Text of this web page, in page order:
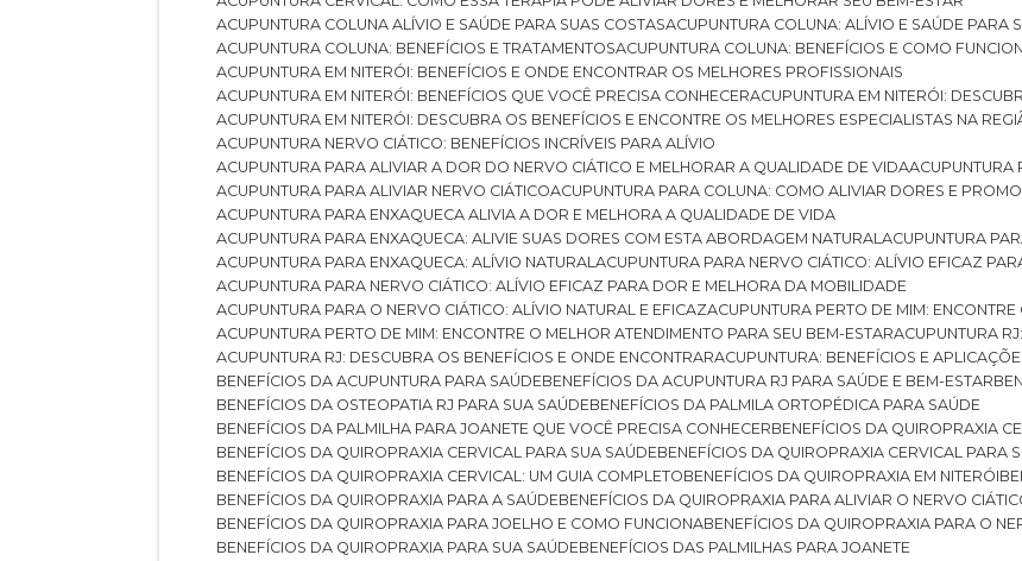
ACUPUNTURA COLUNA ALÍVIO E SAÚDE PARA SUAS COSTAS
ACUPUNTURA COLUNA: ALÍVIO E SAÚDE PARA
ACUPUNTURA COLUNA: BENEFÍCIOS E TRATAMENTOS
ACUPUNTURA COLUNA: BENEFÍCIOS E COMO
ACUPUNTURA EM NITERÓI: BENEFÍCIOS E ONDE ENCONTRAR OS MELHORES PROFISSIONAIS
ACUPUNTURA EM NITERÓI: BENEFÍCIOS QUE VOCÊ PRECISA CONHECER
ACUPUNTURA EM NITERÓI:
ACUPUNTURA EM NITERÓI: DESCUBRA OS BENEFÍCIOS E ENCONTRE OS MELHORES ESPECIALISTAS NA
ACUPUNTURA NERVO CIÁTICO: BENEFÍCIOS INCRÍVEIS PARA ALÍVIO
ACUPUNTURA PARA ALIVIAR A DOR DO NERVO CIÁTICO E MELHORAR A QUALIDADE DE VIDA
ACUPUNTURA PARA ALIVIAR NERVO CIÁTICO
ACUPUNTURA PARA COLUNA: COMO ALIVIAR DORES E
ACUPUNTURA PARA ENXAQUECA ALIVIA A DOR E MELHORA A QUALIDADE DE VIDA
ACUPUNTURA PARA ENXAQUECA: ALIVIE SUAS DORES COM ESTA ABORDAGEM NATURAL
ACUPUNTURA
ACUPUNTURA PARA ENXAQUECA: ALÍVIO NATURAL
ACUPUNTURA PARA NERVO CIÁTICO: ALÍVIO EFICAZ
ACUPUNTURA PARA NERVO CIÁTICO: ALÍVIO EFICAZ PARA DOR E MELHORA DA MOBILIDADE
ACUPUNTURA PARA O NERVO CIÁTICO: ALÍVIO NATURAL E EFICAZ
ACUPUNTURA PERTO DE MIM:
ACUPUNTURA PERTO DE MIM: ENCONTRE O MELHOR ATENDIMENTO PARA SEU BEM-ESTAR
ACUPUNTURA
ACUPUNTURA RJ: DESCUBRA OS BENEFÍCIOS E ONDE ENCONTRAR
ACUPUNTURA: BENEFÍCIOS E
BENEFÍCIOS DA ACUPUNTURA PARA SAÚDE
BENEFÍCIOS DA ACUPUNTURA RJ PARA SAÚDE E BEM-ESTAR
BENEFÍCIOS DA OSTEOPATIA RJ PARA SUA SAÚDE
BENEFÍCIOS DA PALMILA ORTOPÉDICA PARA SAÚDE
BENEFÍCIOS DA PALMILHA PARA JOANETE QUE VOCÊ PRECISA CONHECER
BENEFÍCIOS DA QUIROPRAXIA
BENEFÍCIOS DA QUIROPRAXIA CERVICAL PARA SUA SAÚDE
BENEFÍCIOS DA QUIROPRAXIA CERVICAL PARA
BENEFÍCIOS DA QUIROPRAXIA CERVICAL: UM GUIA COMPLETO
BENEFÍCIOS DA QUIROPRAXIA EM NITERÓI
BENEFÍCIOS DA QUIROPRAXIA PARA A SAÚDE
BENEFÍCIOS DA QUIROPRAXIA PARA ALIVIAR O NERVO
BENEFÍCIOS DA QUIROPRAXIA PARA JOELHO E COMO FUNCIONA
BENEFÍCIOS DA QUIROPRAXIA PARA O
BENEFÍCIOS DA QUIROPRAXIA PARA SUA SAÚDE
BENEFÍCIOS DAS PALMILHAS PARA JOANETE